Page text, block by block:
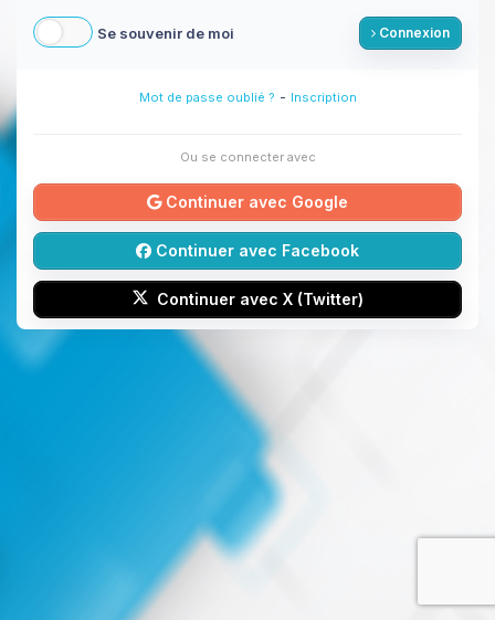
Se souvenir de moi Connexion
Mot de passe oublié ? - Inscription
Ou se connecter avec
Continuer avec Google
Continuer avec Facebook
Continuer avec X (Twitter)